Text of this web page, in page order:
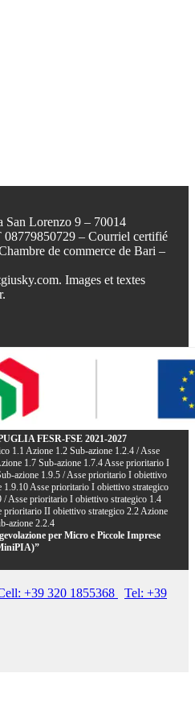
Lorenzo 9 – 70014
– Courriel certifié
de commerce de Bari –
Images et textes
FESR-FSE 2021-2027
1.1 Azione 1.2 Sub-azione 1.2.4 / Asse
1.7 Sub-azione 1.7.4 Asse prioritario I
azione 1.9.5 / Asse prioritario I obiettivo
1.9.10 Asse prioritario I obiettivo strategico
/ Asse prioritario I obiettivo strategico 1.4
prioritario II obiettivo strategico 2.2 Azione
azione 2.2.4
per Micro e Piccole Imprese
+39 320 1855368
Tel: +39